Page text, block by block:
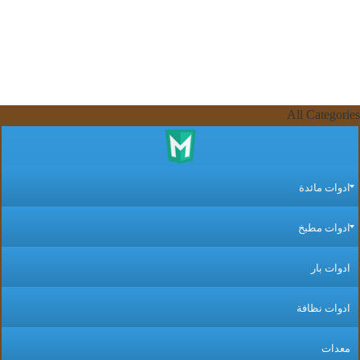
All
مائدة
مطبخ
بار
نظافة